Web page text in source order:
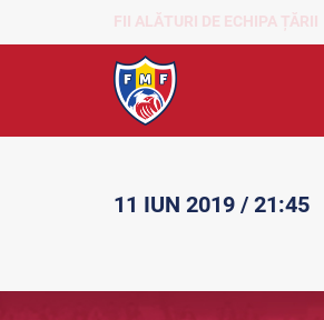
FII ALĂTURI DE ECHIPA ȚĂRII
11 IUN 2019 / 21:45